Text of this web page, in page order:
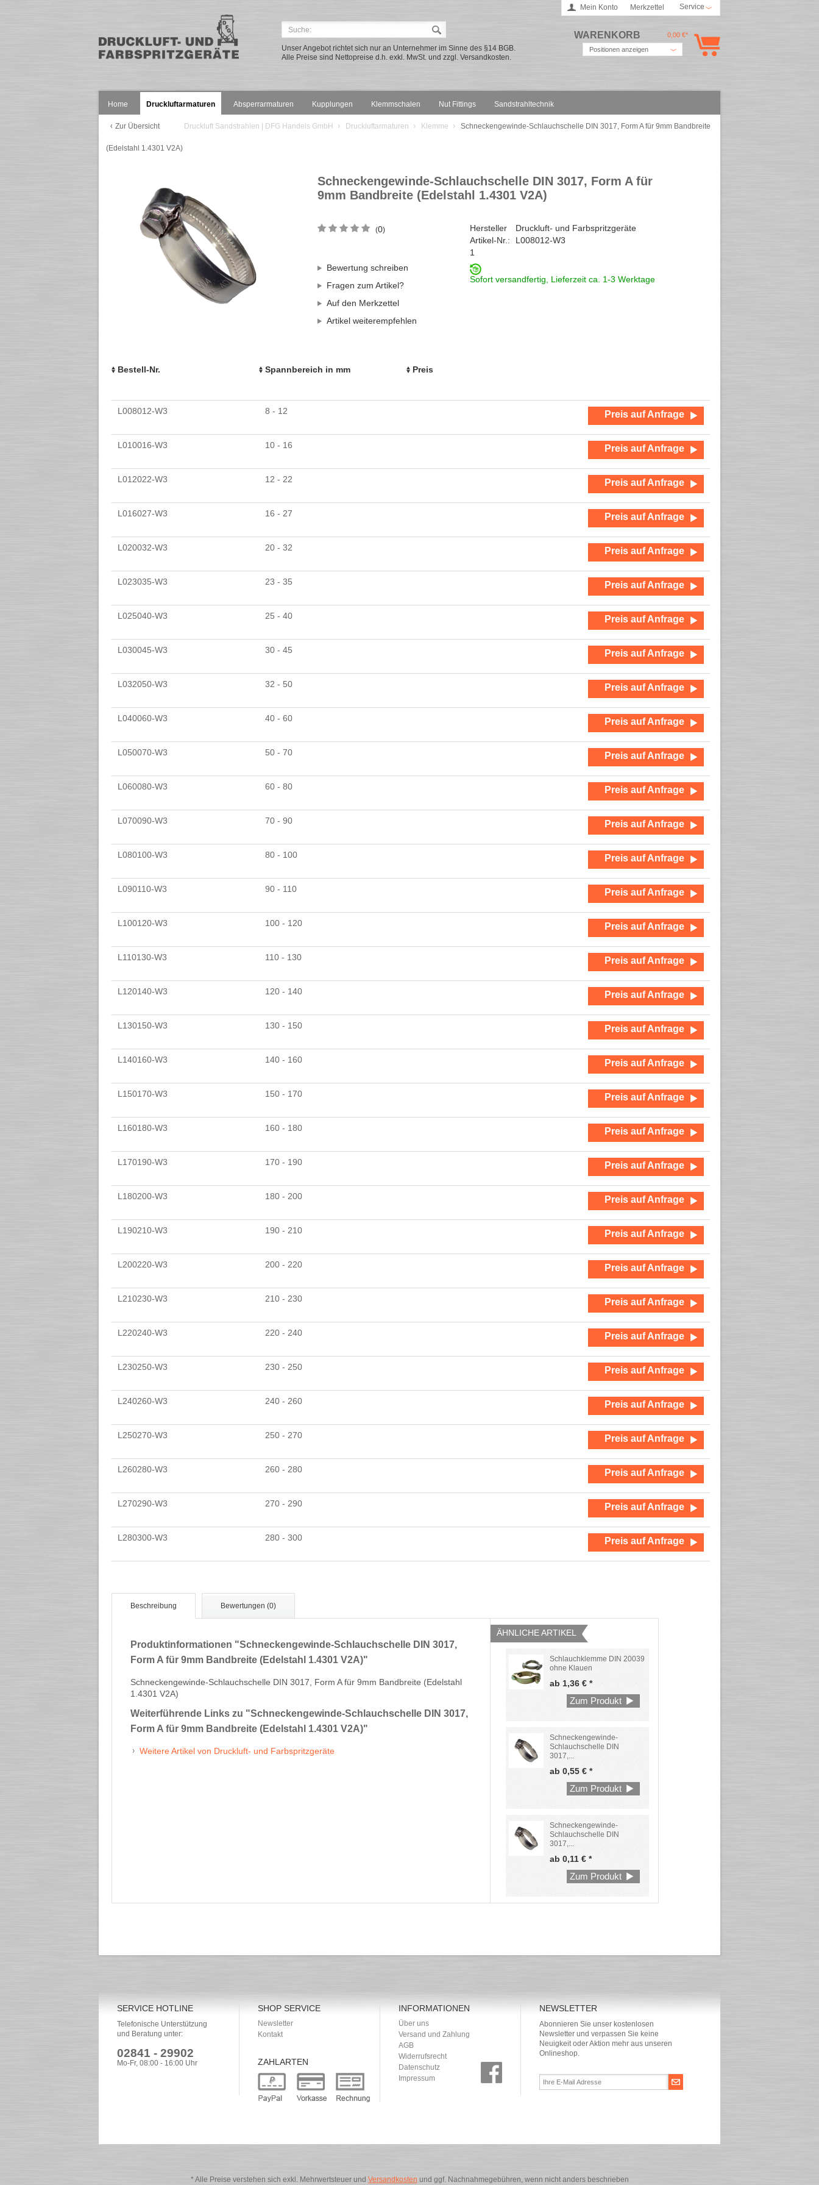
Unser Angebot richtet sich nur an Unternehmer im Sinne des §14 BGB.
Alle Preise sind Nettopreise d.h. exkl. MwSt. und zzgl. Versandkosten.
Mein Konto Merkzettel Service
WARENKORB
0,00 €*
Positionen anzeigen
Home Druckluftarmaturen Absperrarmaturen Kupplungen Klemmschalen Nut Fittings Sandstrahltechnik
Zur Übersicht Druckluft Sandstrahlen | DFG Handels GmbH Druckluftarmaturen Klemme Schneckengewinde-Schlauchschelle DIN 3017, Form A für 9mm Bandbreite
(Edelstahl 1.4301 V2A)
Schneckengewinde-Schlauchschelle DIN 3017, Form A für
9mm Bandbreite (Edelstahl 1.4301 V2A)
(0)
Bewertung schreiben
Fragen zum Artikel?
Auf den Merkzettel
Artikel weiterempfehlen
Hersteller
Druckluft- und Farbspritzgeräte
Artikel-Nr.:
L008012-W3
1
Sofort versandfertig, Lieferzeit ca. 1-3 Werktage
Bestell-Nr. Spannbereich in mm Preis
L008012-W3 8 - 12 Preis auf Anfrage
L010016-W3 10 - 16 Preis auf Anfrage
L012022-W3 12 - 22 Preis auf Anfrage
L016027-W3 16 - 27 Preis auf Anfrage
L020032-W3 20 - 32 Preis auf Anfrage
L023035-W3 23 - 35 Preis auf Anfrage
L025040-W3 25 - 40 Preis auf Anfrage
L030045-W3 30 - 45 Preis auf Anfrage
L032050-W3 32 - 50 Preis auf Anfrage
L040060-W3 40 - 60 Preis auf Anfrage
L050070-W3 50 - 70 Preis auf Anfrage
L060080-W3 60 - 80 Preis auf Anfrage
L070090-W3 70 - 90 Preis auf Anfrage
L080100-W3 80 - 100 Preis auf Anfrage
L090110-W3 90 - 110 Preis auf Anfrage
L100120-W3 100 - 120 Preis auf Anfrage
L110130-W3 110 - 130 Preis auf Anfrage
L120140-W3 120 - 140 Preis auf Anfrage
L130150-W3 130 - 150 Preis auf Anfrage
L140160-W3 140 - 160 Preis auf Anfrage
L150170-W3 150 - 170 Preis auf Anfrage
L160180-W3 160 - 180 Preis auf Anfrage
L170190-W3 170 - 190 Preis auf Anfrage
L180200-W3 180 - 200 Preis auf Anfrage
L190210-W3 190 - 210 Preis auf Anfrage
L200220-W3 200 - 220 Preis auf Anfrage
L210230-W3 210 - 230 Preis auf Anfrage
L220240-W3 220 - 240 Preis auf Anfrage
L230250-W3 230 - 250 Preis auf Anfrage
L240260-W3 240 - 260 Preis auf Anfrage
L250270-W3 250 - 270 Preis auf Anfrage
L260280-W3 260 - 280 Preis auf Anfrage
L270290-W3 270 - 290 Preis auf Anfrage
L280300-W3 280 - 300 Preis auf Anfrage
Beschreibung Bewertungen (0)
Produktinformationen "Schneckengewinde-Schlauchschelle DIN 3017,
Form A für 9mm Bandbreite (Edelstahl 1.4301 V2A)"
Schneckengewinde-Schlauchschelle DIN 3017, Form A für 9mm Bandbreite (Edelstahl
1.4301 V2A)
Weiterführende Links zu "Schneckengewinde-Schlauchschelle DIN 3017,
Form A für 9mm Bandbreite (Edelstahl 1.4301 V2A)"
Weitere Artikel von Druckluft- und Farbspritzgeräte
ÄHNLICHE ARTIKEL
Schlauchklemme DIN 20039
ohne Klauen
ab 1,36 € *
Zum Produkt
Schneckengewinde-
Schlauchschelle DIN
3017,...
ab 0,55 € *
Zum Produkt
Schneckengewinde-
Schlauchschelle DIN
3017,...
ab 0,11 € *
Zum Produkt
SERVICE HOTLINE
Telefonische Unterstützung
und Beratung unter:
02841 - 29902
Mo-Fr, 08:00 - 16:00 Uhr
SHOP SERVICE
Newsletter
Kontakt
ZAHLARTEN
INFORMATIONEN
Über uns
Versand und Zahlung
AGB
Widerrufsrecht
Datenschutz
Impressum
NEWSLETTER
Abonnieren Sie unser kostenlosen
Newsletter und verpassen Sie keine
Neuigkeit oder Aktion mehr aus unseren
Onlineshop.
* Alle Preise verstehen sich exkl. Mehrwertsteuer und Versandkosten und ggf. Nachnahmegebühren, wenn nicht anders beschrieben